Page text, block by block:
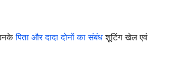
पिता और दादा दोनों का संबंधशूटिंग खेल एवं